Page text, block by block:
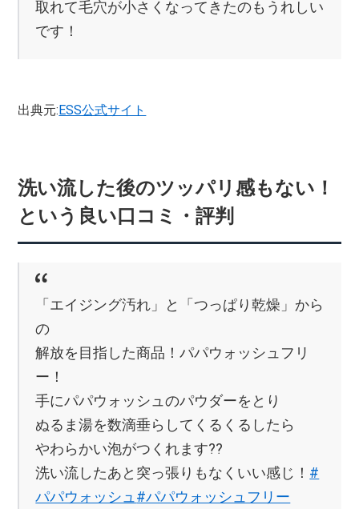
取れて毛穴が小さくなってきたのもうれしい
です！
出典元: ESS公式サイト
洗い流した後のツッパリ感もない！
という良い口コミ・評判
「エイジング汚れ」と「つっぱり乾燥」から
の
解放を目指した商品！パパウォッシュフリ
ー！
手にパパウォッシュのパウダーをとり
ぬるま湯を数滴垂らしてくるくるしたら
やわらかい泡がつくれます??
洗い流したあと突っ張りもなくいい感じ！ #
パパウォッシュ#パパウォッシュフリー